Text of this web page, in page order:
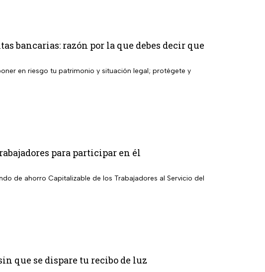
bancarias: razón por la que debes decir que
en riesgo tu patrimonio y situación legal; protégete y
para participar en él
de ahorro Capitalizable de los Trabajadores al Servicio del
que se dispare tu recibo de luz